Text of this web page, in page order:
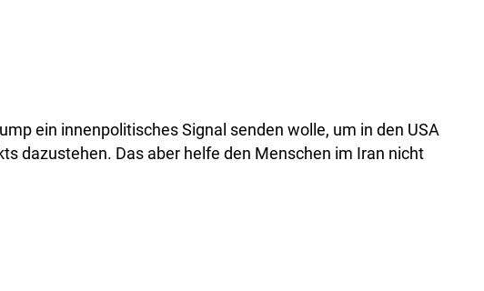
ein innenpolitisches Signal senden wolle, um in den USA
dazustehen. Das aber helfe den Menschen im Iran nicht